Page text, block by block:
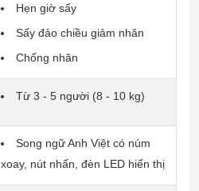
Hẹn giờ sấy
Sấy đảo chiều giảm nhăn
Chống nhăn
Từ 3 - 5 người (8 - 10 kg)
Song ngữ Anh Việt có núm
xoay, nút nhấn, đèn LED hiển thị